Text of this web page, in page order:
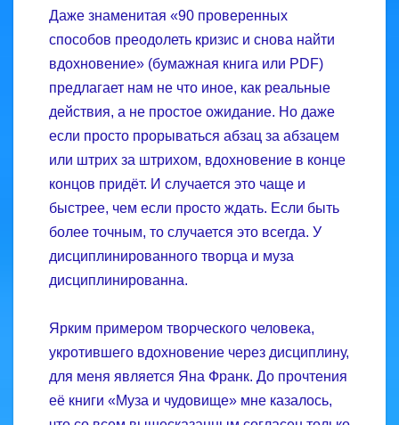
Даже знаменитая «90 проверенных
способов преодолеть кризис и снова найти
вдохновение» (бумажная книга или PDF)
предлагает нам не что иное, как реальные
действия, а не простое ожидание. Но даже
если просто прорываться абзац за абзацем
или штрих за штрихом, вдохновение в конце
концов придёт. И случается это чаще и
быстрее, чем если просто ждать. Если быть
более точным, то случается это всегда. У
дисциплинированного творца и муза
дисциплинированна.
Ярким примером творческого человека,
укротившего вдохновение через дисциплину,
для меня является Яна Франк. До прочтения
её книги «Муза и чудовище» мне казалось,